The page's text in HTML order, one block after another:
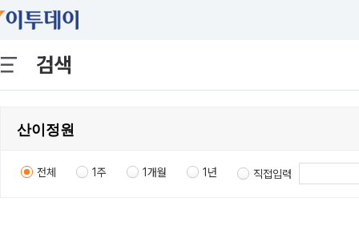
검색
전체 1주 1개월 1년 직접입력